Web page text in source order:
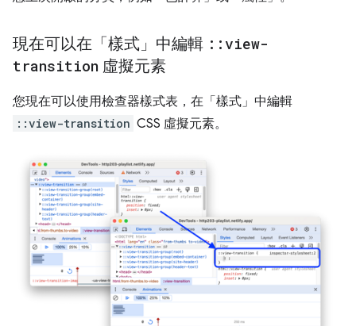
現在可以在「樣式」中編輯 :: view-
transition 虛擬元素
您現在可以使用檢查器樣式表，在「樣式」 中編輯
::view-transition CSS 虛擬元素。